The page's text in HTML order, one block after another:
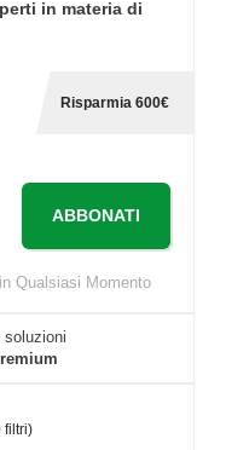
in materia di
Risparmia 600€
ABBONATI
Qualsiasi Momento
filtri)